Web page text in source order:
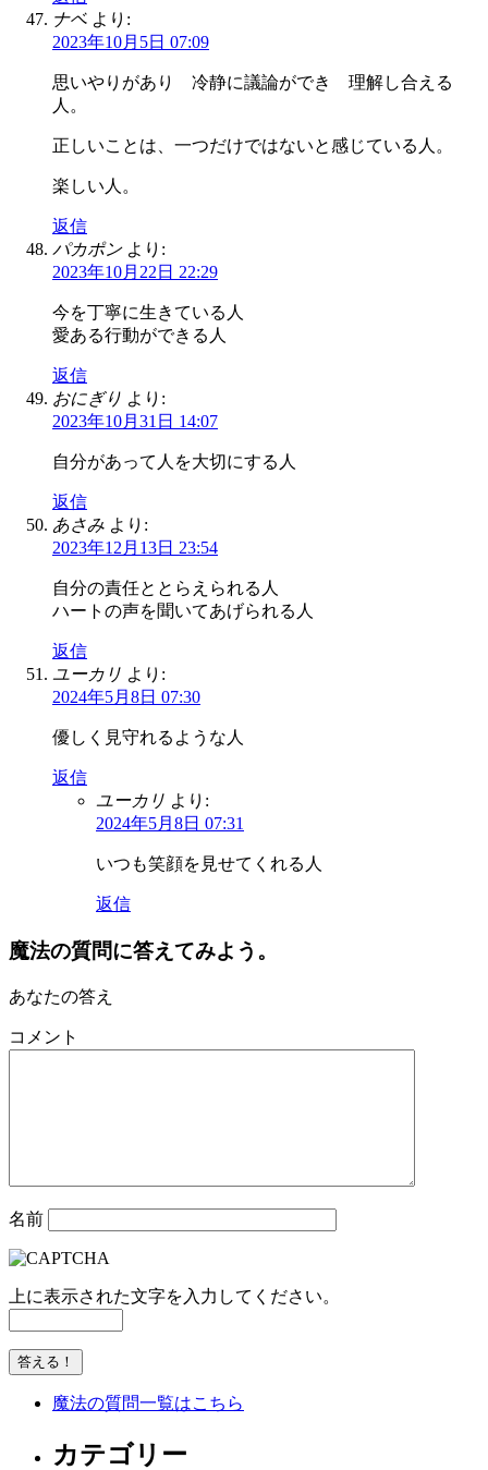
ナベ より:
2023年10月5日 07:09
思いやりがあり 冷静に議論ができ 理解し合える
人。
正しいことは、一つだけではないと感じている人。
楽しい人。
返信
パカポン より:
2023年10月22日 22:29
今を丁寧に生きている人
愛ある行動ができる人
返信
おにぎり より:
2023年10月31日 14:07
自分があって人を大切にする人
返信
あさみ より:
2023年12月13日 23:54
自分の責任ととらえられる人
ハートの声を聞いてあげられる人
返信
ユーカリ より:
2024年5月8日 07:30
優しく見守れるような人
返信
ユーカリ より:
2024年5月8日 07:31
いつも笑顔を見せてくれる人
返信
魔法の質問に答えてみよう。
あなたの答え
コメント
名前
上に表示された文字を入力してください。
魔法の質問一覧はこちら
カテゴリー